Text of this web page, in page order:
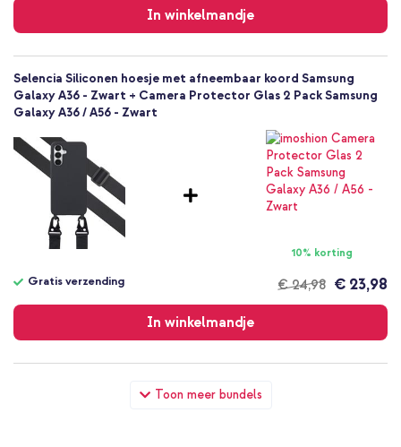
Toon meer bundels
In winkelmandje
verzending
Selencia Siliconen hoesje met afneembaar koord Samsung
Galaxy A36 - Zwart + Camera Protector Glas 2 Pack Samsung
Galaxy A36 / A56 - Zwart
10% korting
€ 24,98
Gratis verzending € 23,98
In winkelmandje
verzending
Selencia Siliconen hoesje met afneembaar koord Samsung
Galaxy A36 - Zwart + Wall Charger - Oplader - USB-C en USB